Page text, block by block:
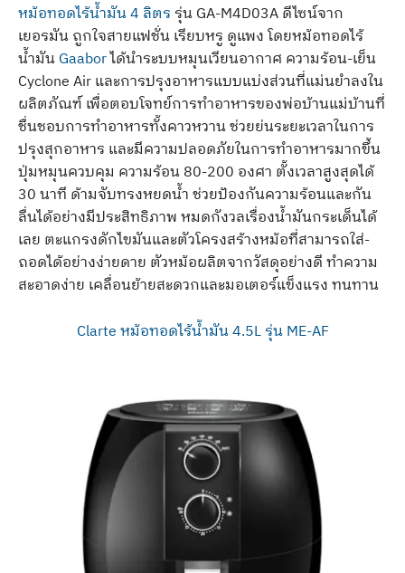
หม้อทอดไร้น้ำมัน 4 ลิตรรุ่น GA-M4D03A ดีไซน์จาก
เยอรมัน ถูกใจสายแฟชั่น เรียบหรู ดูแพง โดยหม้อทอดไร้
น้ำมันGaaborได้นำระบบหมุนเวียนอากาศ ความร้อน-เย็น
Cyclone Air และการปรุงอาหารแบบแบ่งส่วนที่แม่นยำลงใน
ผลิตภัณฑ์ เพื่อตอบโจทย์การทำอาหารของพ่อบ้านแม่บ้านที่
ชื่นชอบการทำอาหารทั้งคาวหวาน ช่วยย่นระยะเวลาในการ
ปรุงสุกอาหาร และมีความปลอดภัยในการทำอาหารมากขึ้น
ปุ่มหมุนควบคุม ความร้อน 80-200 องศา ตั้งเวลาสูงสุดได้
30 นาที ด้ามจับทรงหยดน้ำ ช่วยป้องกันความร้อนและกัน
ลื่นได้อย่างมีประสิทธิภาพ หมดกังวลเรื่องน้ำมันกระเด็นได้
เลย ตะแกรงดักไขมันและตัวโครงสร้างหม้อที่สามารถใส่-
ถอดได้อย่างง่ายดาย ตัวหม้อผลิตจากวัสดุอย่างดี ทำความ
สะอาดง่าย เคลื่อนย้ายสะดวกและมอเตอร์แข็งแรง ทนทาน
Clarte หม้อทอดไร้น้ำมัน 4.5L รุ่น ME-AF